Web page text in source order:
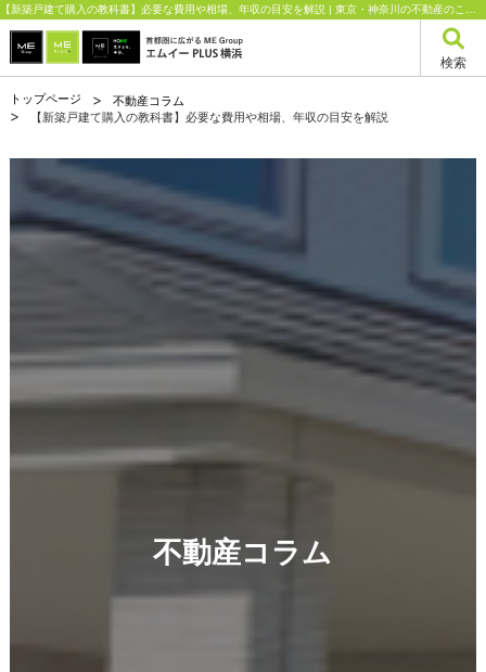
検索
トップページ
不動産コラム
【新築戸建て購入の教科書】必要な費用や相場、年収の目安を解説
不動産コラム